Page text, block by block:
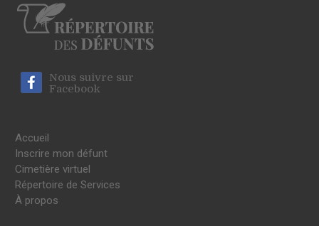
Nous suivre sur
Facebook
Accueil
Inscrire mon défunt
Cimetière virtuel
Répertoire de Services
À propos